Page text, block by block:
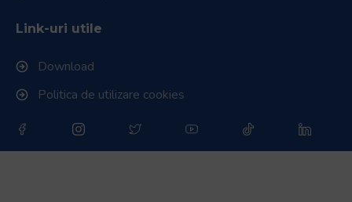
Link-uri utile
Download
Politica de utilizare cookies